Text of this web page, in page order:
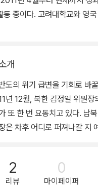
동 중이다. 고려대학교와 영
저자로 참여하였으며, 연구원
비 과제들을 여러 차례 수행
『북한 급변사태의 대비』(
North Korea) (2010)을 공
개
도의 위기 급변을 기회로 바
또 한 번 요동치고 있다. 남
은 차후 어디로 퍼져나갈 지
태’에 관한 논의 또한 그 어느
만 좀처럼 종잡을 수 없는 혼
예측하기란 갈수록 어려운 일
2
리뷰
0
마이페이퍼